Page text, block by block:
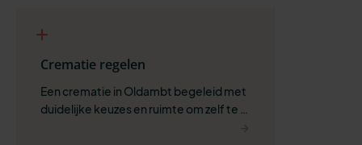
Crematie regelen
Een crematie in Oldambt begeleid met
duidelijke keuzes en ruimte om zelf te